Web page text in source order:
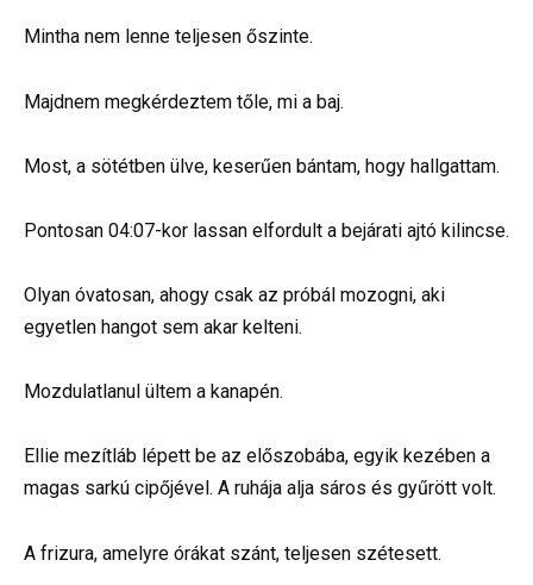
Mintha nem lenne teljesen őszinte.
Majdnem megkérdeztem tőle, mi a baj.
Most, a sötétben ülve, keserűen bántam, hogy hallgattam.
Pontosan 04:07-kor lassan elfordult a bejárati ajtó kilincse.
Olyan óvatosan, ahogy csak az próbál mozogni, aki
egyetlen hangot sem akar kelteni.
Mozdulatlanul ültem a kanapén.
Ellie mezítláb lépett be az előszobába, egyik kezében a
magas sarkú cipőjével. A ruhája alja sáros és gyűrött volt.
A frizura, amelyre órákat szánt, teljesen szétesett.